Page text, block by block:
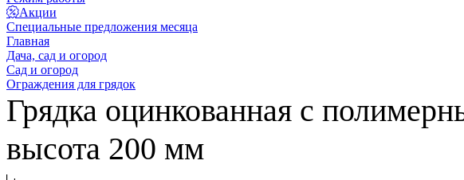
Акции
Специальные предложения месяца
Главная
Дача, сад и огород
Сад и огород
Ограждения для грядок
Грядка оцинкованная с
высота 200 мм